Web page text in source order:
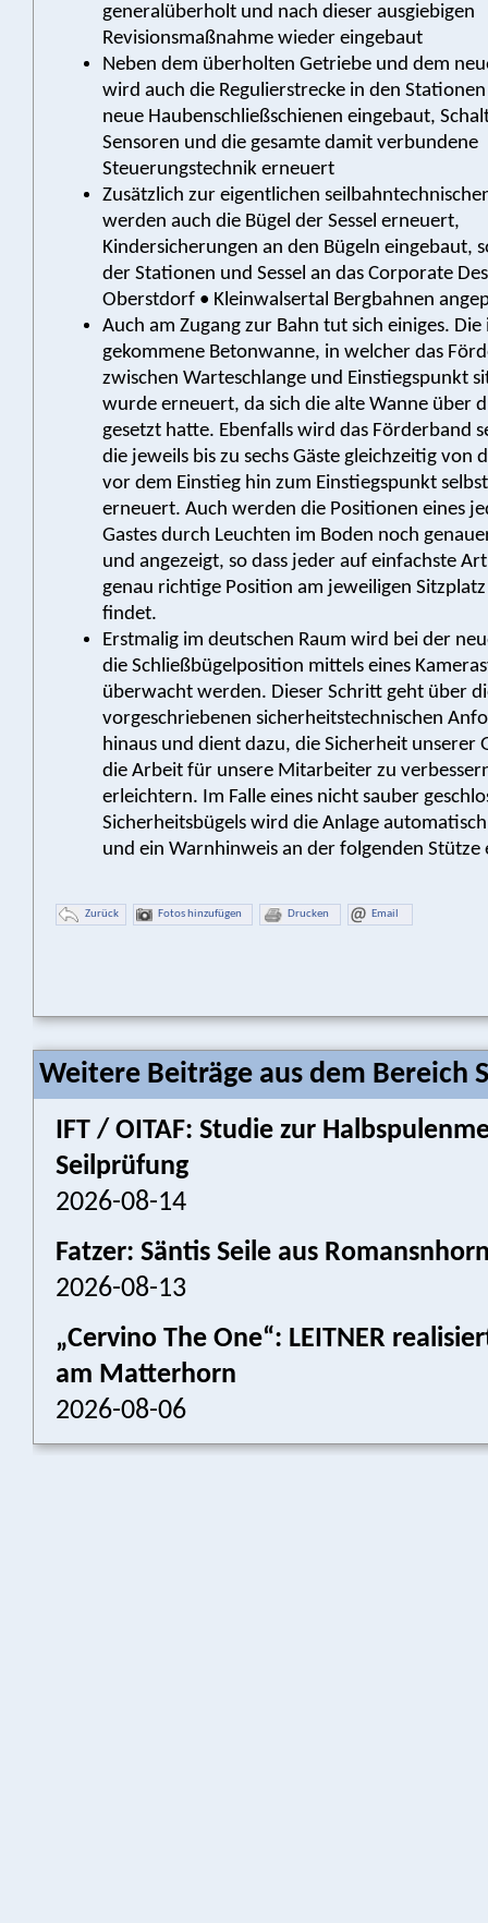
generalüberholt und nach dieser ausgiebigen
Revisionsmaßnahme wieder eingebaut
Neben dem überholten Getriebe und dem
wird auch die Regulierstrecke in den
neue Haubenschließschienen eingebaut,
Sensoren und die gesamte damit verbundene
Steuerungstechnik erneuert
Zusätzlich zur eigentlichen
werden auch die Bügel der Sessel erneuert,
Kindersicherungen an den Bügeln eingebaut,
der Stationen und Sessel an das Corporate
Oberstdorf • Kleinwalsertal Bergbahnen
Auch am Zugang zur Bahn tut sich einiges. Die
gekommene Betonwanne, in welcher das
zwischen Warteschlange und Einstiegspunkt
wurde erneuert, da sich die alte Wanne über
gesetzt hatte. Ebenfalls wird das Förderband
die jeweils bis zu sechs Gäste gleichzeitig von
vor dem Einstieg hin zum Einstiegspunkt
erneuert. Auch werden die Positionen eines
Gastes durch Leuchten im Boden noch
und angezeigt, so dass jeder auf einfachste
genau richtige Position am jeweiligen
findet.
Erstmalig im deutschen Raum wird bei der
die Schließbügelposition mittels eines
überwacht werden. Dieser Schritt geht über
vorgeschriebenen sicherheitstechnischen
hinaus und dient dazu, die Sicherheit unserer
die Arbeit für unsere Mitarbeiter zu
erleichtern. Im Falle eines nicht sauber
Sicherheitsbügels wird die Anlage
und ein Warnhinweis an der folgenden Stütze
Zurück Fotos hinzufügen Drucken Email
Weitere Beiträge aus dem Bereich
IFT / OITAF: Studie zur
Seilprüfung
2026-08-14
Fatzer: Säntis Seile aus
2026-08-13
„Cervino The One“: LEITNER
am Matterhorn
2026-08-06